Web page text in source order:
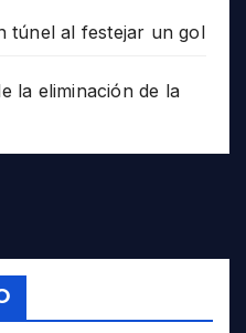
túnel al festejar un gol
la eliminación de la